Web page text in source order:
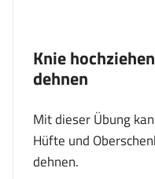
Knie
dehnen
Mit dieser Übung
Hüfte und
dehnen.